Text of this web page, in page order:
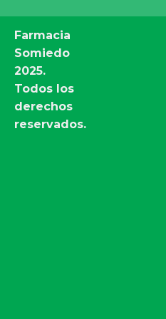
Farmacia
Somiedo
2025.
Todos los
derechos
reservados.